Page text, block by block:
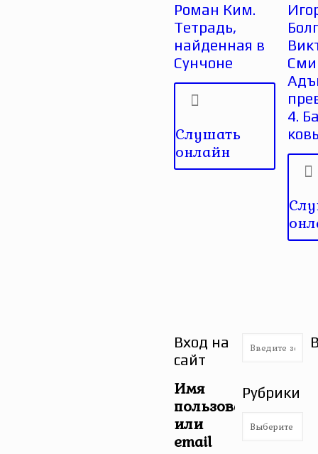
Роман Ким.
Тетрадь,
найденная в
Сунчоне
Слушать
онлайн
4.
Вход на
сайт
Имя
пользователя
или
email
Рубрики
Рубрики